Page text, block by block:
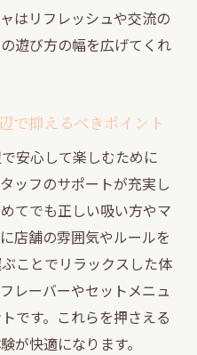
じる渋谷道玄坂ならで
一人利用の魅力を体
坂の夜を満喫するコツ
ャ初心者におすすめの
ェの融合で広がるリラ
新しい遊び方発見
味わう独自の遊び体験
リアの魅力を最大限に
はリフレッシュや交流の
遊び方の幅を広げてくれ
で抑えるべきポイント
安心して楽しむために
ッフのサポートが充実し
てでも正しい吸い方やマ
店舗の雰囲気やルールを
ことでリラックスした体
レーバーやセットメニュ
です。これらを押さえる
が快適になります。